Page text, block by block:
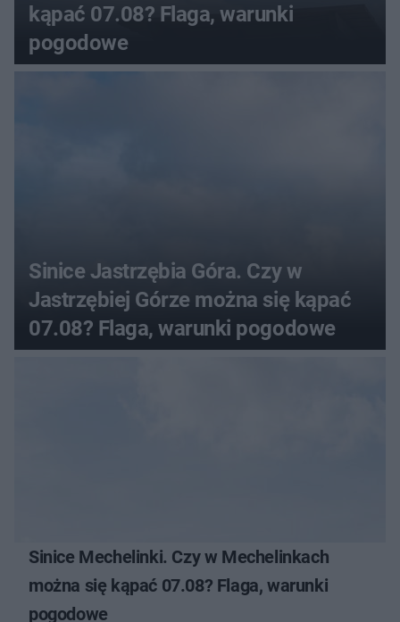
kąpać 07.08? Flaga, warunki
pogodowe
Sinice Jastrzębia Góra. Czy w
Jastrzębiej Górze można się kąpać
07.08? Flaga, warunki pogodowe
Sinice Mechelinki. Czy w Mechelinkach
można się kąpać 07.08? Flaga, warunki
pogodowe